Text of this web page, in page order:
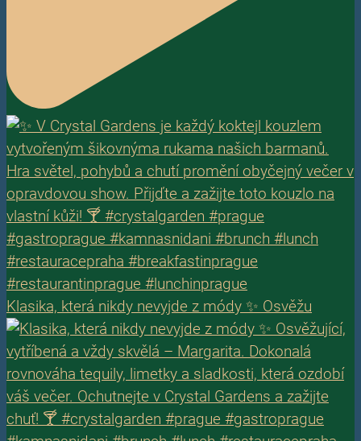
Klasika, která nikdy nevyjde z módy ✨ Osvěžu